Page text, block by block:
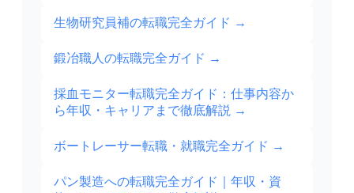
生物研究員補の転職完全ガイド →
鍛冶職人の転職完全ガイド →
採血モニター転職完全ガイド：仕事内容か
ら年収・キャリアまで徹底解説 →
ボートレーサー転職・就職完全ガイド →
パン製造への転職完全ガイド｜年収・資